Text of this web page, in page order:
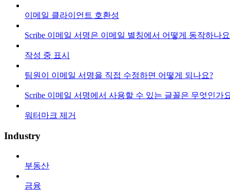
이메일 클라이언트 호환성
Scribe 이메일 서명은 이메일 별칭에서 어떻게 동작하나
작성 중 표시
팀원이 이메일 서명을 직접 수정하면 어떻게 되나요?
Scribe 이메일 서명에서 사용할 수 있는 글꼴은 무엇인가
워터마크 제거
Industry
부동산
금융